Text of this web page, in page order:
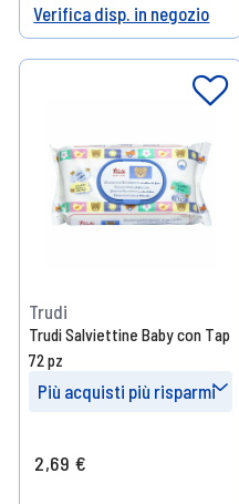
Help
Verifica disp. in negozio
Trudi
Trudi Salviettine Baby con Tap
72 pz
Più acquisti più risparmi
2,69 €